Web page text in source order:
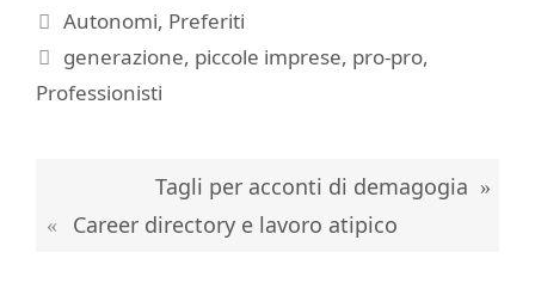
Categorie
Autonomi, Preferiti
Tag
generazione, piccole imprese, pro-pro,
Professionisti
Tagli per acconti di demagogia
Career directory e lavoro atipico